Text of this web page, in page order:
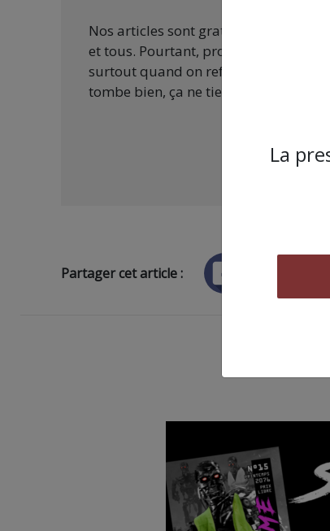
Nos articles sont gratuits car nous
et tous. Pourtant, produire une
surtout quand on refuse d’être aux
tombe bien, ça ne tient qu’à vous :
Partager cet article :
La